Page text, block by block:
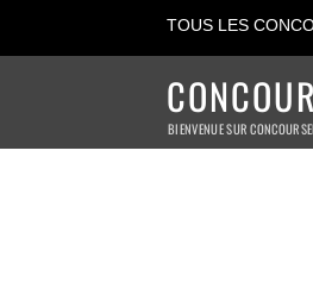
TOUS LES
BIENVENUE SUR